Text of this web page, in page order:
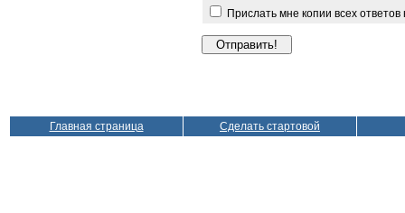
Прислать мне копии всех
Главная страница Сделать стартовой